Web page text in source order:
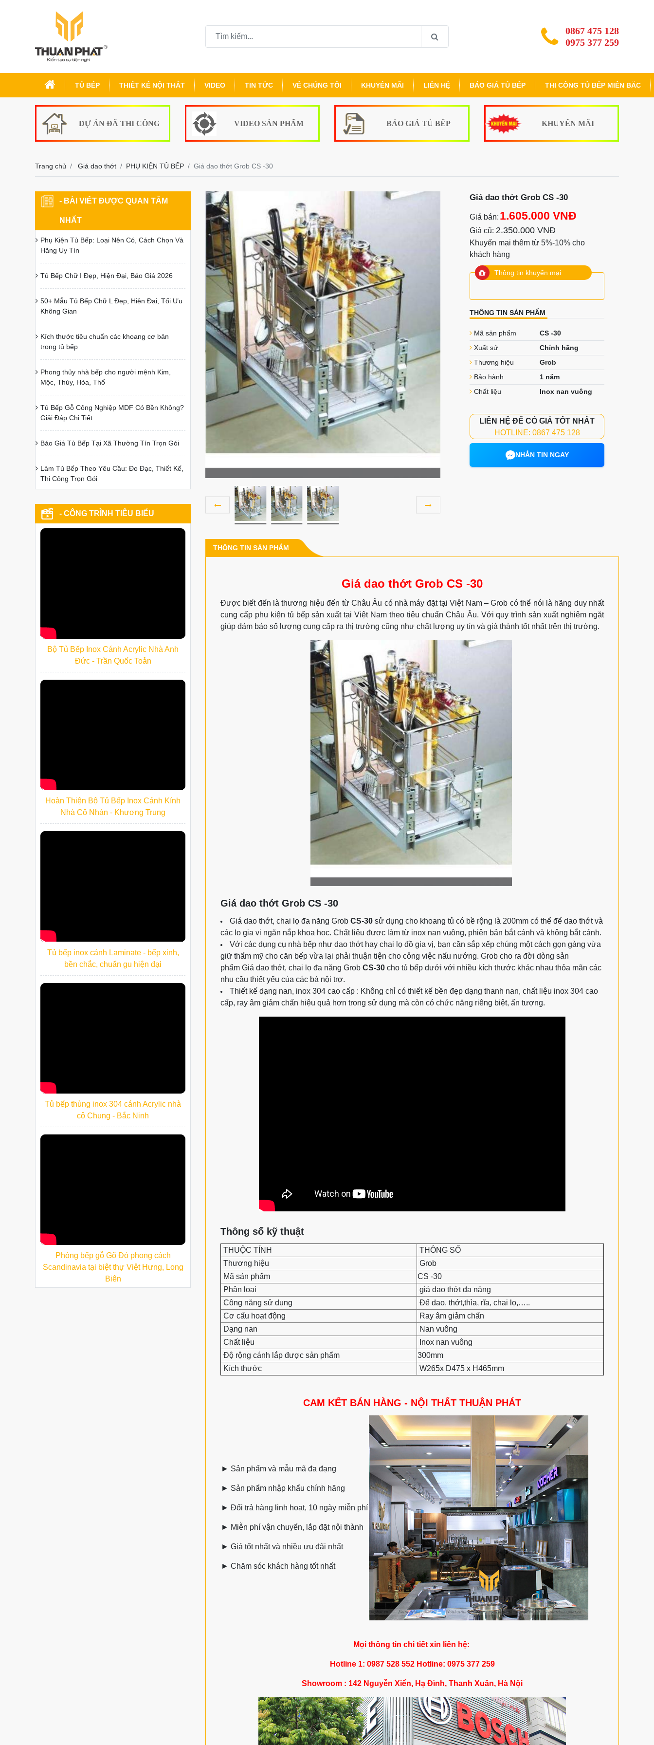
0867 475 128
0975 377 259
TỦ BẾP THIẾT KẾ NỘI THẤT VIDEO TIN TỨC VỀ CHÚNG TÔI KHUYẾN MÃI LIÊN HỆ BÁO GIÁ TỦ BẾP THI CÔNG TỦ BẾP MIỀN BẮC
DỰ ÁN ĐÃ THI CÔNG VIDEO SẢN PHẨM BÁO GIÁ TỦ BẾP KHUYẾN MÃI
Trang chủ Giá dao thớt PHỤ KIỆN TỦ BẾP Giá dao thớt Grob CS -30
Giá dao thớt Grob CS -30
Giá bán: 1.605.000 VNĐ
Giá cũ: 2.350.000 VNĐ
Khuyến mại thêm từ 5%-10% cho
khách hàng
Thông tin khuyến mại
THÔNG TIN SẢN PHẨM
Mã sản phẩm
CS -30
Xuất sứ
Chính hãng
Thương hiệu
Grob
Bảo hành
1 năm
Chất liệu
Inox nan vuông
LIÊN HỆ ĐỂ CÓ GIÁ TỐT NHẤT
HOTLINE: 0867 475 128
NHẮN TIN NGAY
THÔNG TIN SẢN PHẨM
Giá dao thớt Grob CS -30
Được biết đến là thương hiệu đến từ Châu Âu có nhà máy đặt tại Việt Nam – Grob có thể nói là hãng duy nhất
cung cấp phụ kiện tủ bếp sản xuất tại Việt Nam theo tiêu chuẩn Châu Âu. Với quy trình sản xuất nghiêm ngặt
giúp đảm bảo số lượng cung cấp ra thị trường cũng như chất lượng uy tín và giá thành tốt nhất trên thị trường.
Giá dao thớt Grob CS -30
Giá dao thớt, chai lọ đa năng Grob CS-30 sử dụng cho khoang tủ có bề rộng là 200mm có thể để dao thớt và
các lọ gia vị ngăn nắp khoa học. Chất liệu được làm từ inox nan vuông, phiên bản bắt cánh và không bắt cánh.
Với các dụng cụ nhà bếp như dao thớt hay chai lọ đồ gia vị, bạn cần sắp xếp chúng một cách gọn gàng vừa
giữ thẩm mỹ cho căn bếp vừa lại phải thuận tiện cho công việc nấu nướng. Grob cho ra đời dòng sản
phẩm Giá dao thớt, chai lọ đa năng Grob CS-30 cho tủ bếp dưới với nhiều kích thước khác nhau thỏa mãn các
nhu cầu thiết yếu của các bà nội trợ.
Thiết kế dạng nan, inox 304 cao cấp : Không chỉ có thiết kế bền đẹp dạng thanh nan, chất liệu inox 304 cao
cấp, ray âm giảm chấn hiệu quả hơn trong sử dụng mà còn có chức năng riêng biệt, ấn tượng.
Thông số kỹ thuật
THUỘC TÍNH
THÔNG SỐ
Thương hiệu
Grob
Mã sản phẩm
CS -30
Phân loại
giá dao thớt đa năng
Công năng sử dụng
Để dao, thớt,thìa, rĩa, chai lọ,…..
Cơ cấu hoạt động
Ray âm giảm chấn
Dạng nan
Nan vuông
Chất liệu
Inox nan vuông
Độ rộng cánh lắp được sản phẩm
300mm
Kích thước
W265x D475 x H465mm
CAM KẾT BÁN HÀNG - NỘI THẤT THUẬN PHÁT
► Sản phẩm và mẫu mã đa đạng
► Sản phẩm nhập khẩu chính hãng
► Đổi trả hàng linh hoạt, 10 ngày miễn phí
► Miễn phí vận chuyển, lắp đặt nội thành
► Giá tốt nhất và nhiều ưu đãi nhất
► Chăm sóc khách hàng tốt nhất
Mọi thông tin chi tiết xin liên hệ:
Hotline 1: 0987 528 552 Hotline: 0975 377 259
Showroom : 142 Nguyễn Xiển, Hạ Đình, Thanh Xuân, Hà Nội
- BÀI VIẾT ĐƯỢC QUAN TÂM
NHẤT
Phụ Kiện Tủ Bếp: Loại Nên Có, Cách Chọn Và
Hãng Uy Tín
Tủ Bếp Chữ I Đẹp, Hiện Đại, Báo Giá 2026
50+ Mẫu Tủ Bếp Chữ L Đẹp, Hiện Đại, Tối Ưu
Không Gian
Kích thước tiêu chuẩn các khoang cơ bản
trong tủ bếp
Phong thủy nhà bếp cho người mệnh Kim,
Mộc, Thủy, Hỏa, Thổ
Tủ Bếp Gỗ Công Nghiệp MDF Có Bền Không?
Giải Đáp Chi Tiết
Báo Giá Tủ Bếp Tại Xã Thường Tín Trọn Gói
Làm Tủ Bếp Theo Yêu Cầu: Đo Đạc, Thiết Kế,
Thi Công Trọn Gói
- CÔNG TRÌNH TIÊU BIỂU
Bộ Tủ Bếp Inox Cánh Acrylic Nhà Anh
Đức - Trần Quốc Toản
Hoàn Thiện Bộ Tủ Bếp Inox Cánh Kính
Nhà Cô Nhàn - Khương Trung
Tủ bếp inox cánh Laminate - bếp xinh,
bền chắc, chuẩn gu hiện đại
Tủ bếp thùng inox 304 cánh Acrylic nhà
cô Chung - Bắc Ninh
Phòng bếp gỗ Gõ Đỏ phong cách
Scandinavia tại biệt thự Việt Hưng, Long
Biên